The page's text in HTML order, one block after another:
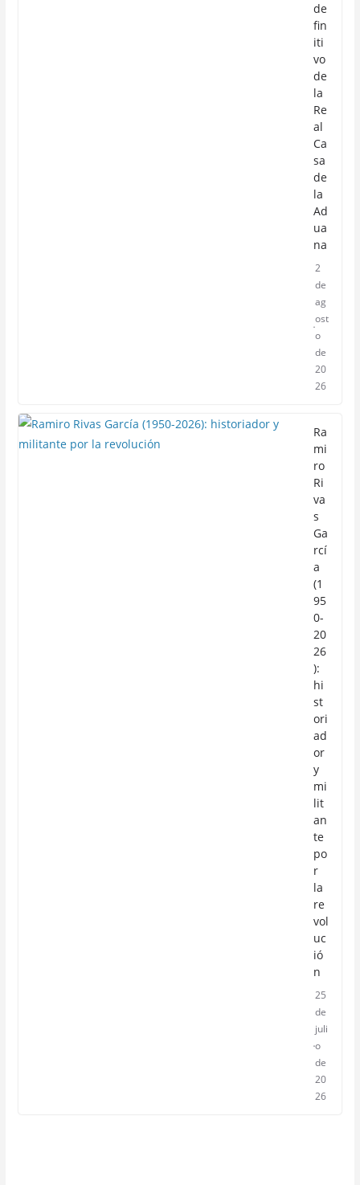
de
fin
iti
vo
de
la
Re
al
Ca
sa
de
la
Ad
ua
na
2
de
ag
ost
o
de
20
26
Ra
mi
ro
Ri
va
s
Ga
rcí
a
(1
95
0-
20
26
):
hi
st
ori
ad
or
y
mi
lit
an
te
po
r
la
re
vol
uc
ió
n
25
de
juli
o
de
20
26